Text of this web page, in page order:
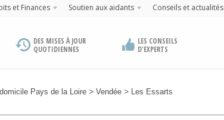
et Finances Soutien aux aidants Conseils et actualités
DES MISES À JOUR
QUOTIDIENNES
LES CONSEILS
D'EXPERTS
Pays de la Loire > Vendée > Les Essarts